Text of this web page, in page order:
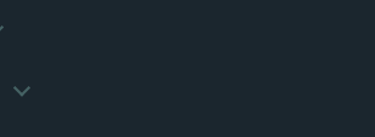
von Cookies